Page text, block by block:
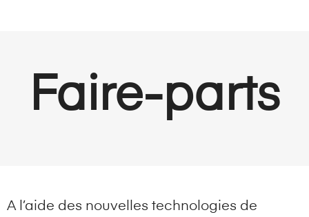
Faire-parts
A l’aide des nouvelles technologies de